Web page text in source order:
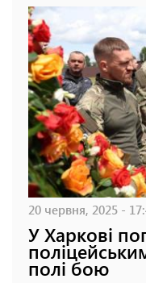
20 червня, 2025 -
У Харкові
полі бою